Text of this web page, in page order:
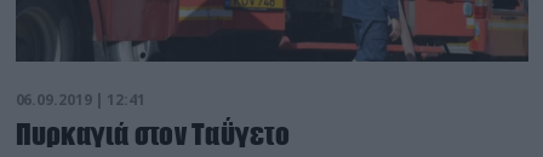
06.09.2019 | 12:41
Πυρκαγιά στον Ταΰγετο